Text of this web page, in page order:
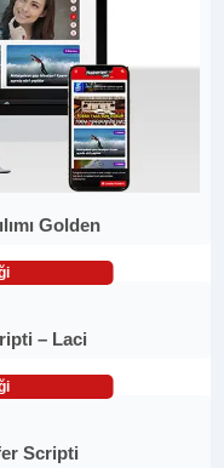
Golden
– Laci
Scripti